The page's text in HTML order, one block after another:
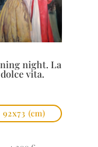
night. La
dolce vita.
92x73 (cm)